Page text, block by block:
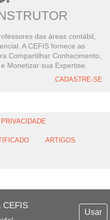
CEFIS
Usar
das áreas contábil,
A CEFIS fornece as
Compartilhar Conhecimento,
Monetizar sua Expertise.
CADASTRE-SE
ARTIGOS